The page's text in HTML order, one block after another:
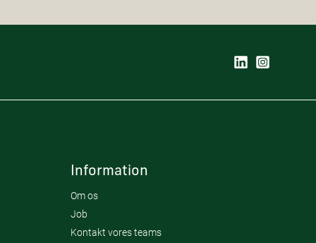
Information
Om os
Job
Kontakt vores teams